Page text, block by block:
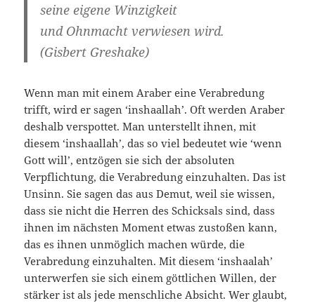
seine eigene Winzigkeit
und Ohnmacht verwiesen wird.
(Gisbert Greshake)
Wenn man mit einem Araber eine Verabredung
trifft, wird er sagen ‘inshaallah’. Oft werden Araber
deshalb verspottet. Man unterstellt ihnen, mit
diesem ‘inshaallah’, das so viel bedeutet wie ‘wenn
Gott will’, entzögen sie sich der absoluten
Verpflichtung, die Verabredung einzuhalten. Das ist
Unsinn. Sie sagen das aus Demut, weil sie wissen,
dass sie nicht die Herren des Schicksals sind, dass
ihnen im nächsten Moment etwas zustoßen kann,
das es ihnen unmöglich machen würde, die
Verabredung einzuhalten. Mit diesem ‘inshaalah’
unterwerfen sie sich einem göttlichen Willen, der
stärker ist als jede menschliche Absicht. Wer glaubt,